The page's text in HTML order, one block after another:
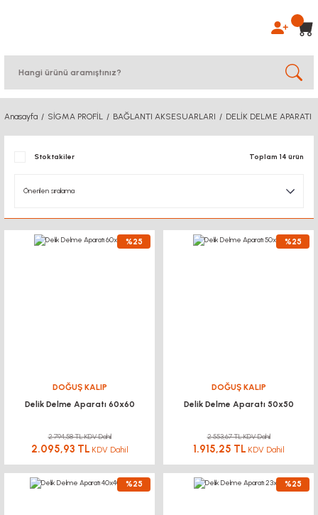
Anasayfa SİGMA PROFİL BAĞLANTI AKSESUARLARI DELİK DELME APARATI
Stoktakiler Toplam 14 ürün
%25
DOĞUŞ KALIP
Delik Delme Aparatı 60x60
2.794,58 TL KDV Dahil
2.095,93 TL KDV Dahil
%25
DOĞUŞ KALIP
Delik Delme Aparatı 50x50
2.553,67 TL KDV Dahil
1.915,25 TL KDV Dahil
%25 %25